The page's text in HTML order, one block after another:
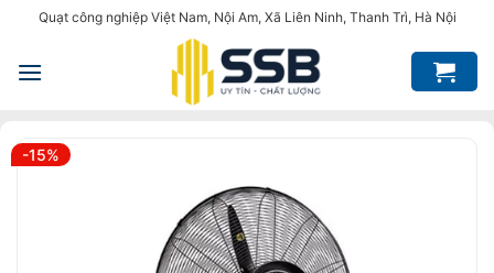
nội
Quạt công nghiệp Việt Nam, Nội Am, Xã Liên Ninh, Thanh Trì, Hà Nội
-15%